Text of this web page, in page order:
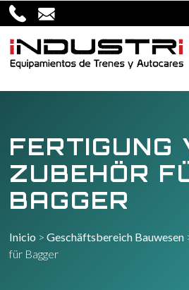
Überspringen
zum
Inhalt
FERTIGUNG
ZUBEHÖR
BAGGER
Inicio >Geschäftsbereich Bauwesen
für Bagger